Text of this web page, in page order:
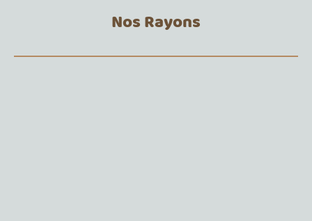
Nos Rayons